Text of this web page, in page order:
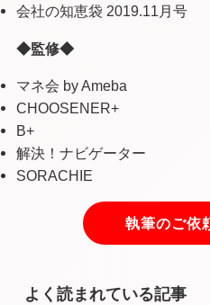
会社の知恵袋 2019.11月号
◆監修◆
マネ会 by Ameba
CHOOSENER+
B+
解決！ナビゲーター
SORACHIE
執筆のご依
よく読まれている記事